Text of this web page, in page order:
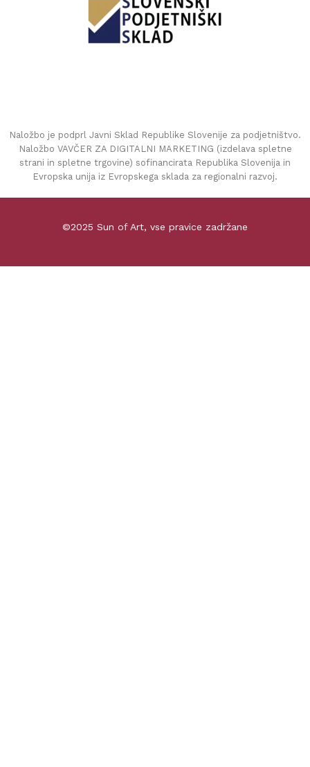
Naložbo je podprl Javni Sklad Republike Slovenije za podjetništvo.
Naložbo VAVČER ZA DIGITALNI MARKETING (izdelava spletne
strani in spletne trgovine) sofinancirata Republika Slovenija in
Evropska unija iz Evropskega sklada za regionalni razvoj.
©2025 Sun of Art, vse pravice zadržane